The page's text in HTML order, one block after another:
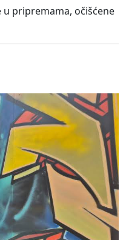
pripremama, očišćene